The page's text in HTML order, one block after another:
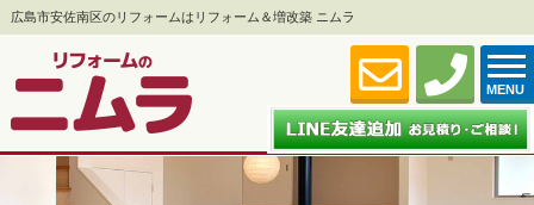
広島市安佐南区のリフォームはリフォーム＆増改築 ニムラ
MENU